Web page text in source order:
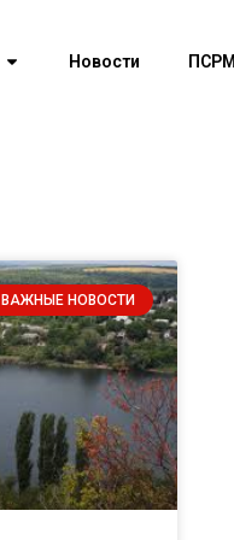
Новости
ВАЖНЫЕ НОВОСТИ